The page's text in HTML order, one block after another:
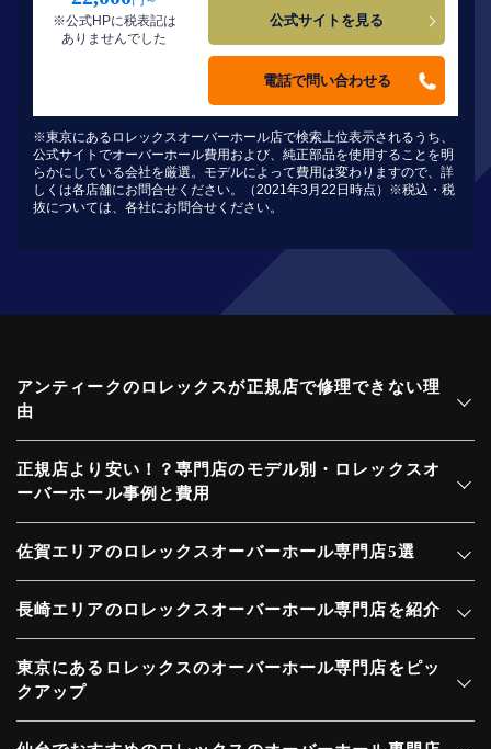
※公式HPに税表記は
ありませんでした
公式サイトを見る
電話で問い合わせる
※東京にあるロレックスオーバーホール店で検索上位表示されるうち、
公式サイトでオーバーホール費用および、純正部品を使用することを明
らかにしている会社を厳選。モデルによって費用は変わりますので、詳
しくは各店舗にお問合せください。（2021年3月22日時点）※税込・税
抜については、各社にお問合せください。
アンティークのロレックスが正規店で修理できない理
由
正規店より安い！？専門店のモデル別・ロレックスオ
ーバーホール事例と費用
佐賀エリアのロレックスオーバーホール専門店5選
長崎エリアのロレックスオーバーホール専門店を紹介
東京にあるロレックスのオーバーホール専門店をピッ
クアップ